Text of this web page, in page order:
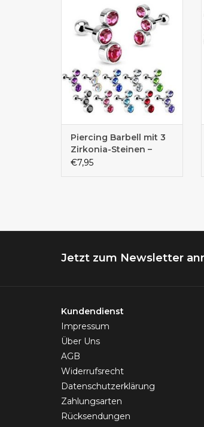
Auswahl bei diesem
Ohrpiercing
Piercing Barbell mit 3
Zirkonia-Steinen –
Chirurgenstahl 316L |
€7,95
Jetzt zum Newsletter
Kundendienst
Impressum
Über Uns
AGB
Widerrufsrecht
Datenschutzerklärung
Zahlungsarten
Rücksendungen